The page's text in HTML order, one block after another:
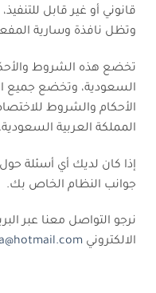
قانوني أو غير قابل
وتظل نافذة وسارية
تخضع هذه الشروط
السعودية، وتخضع جميع
الأحكام والشروط
المملكة العربية السعودية.
إذا كان لديك أي أسئلة
جوانب النظام الخاص بك.
نرجو التواصل معنا عبر
الالكتروني